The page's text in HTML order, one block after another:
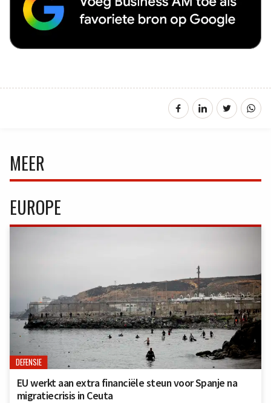
MEER
EUROPE
DEFENSIE
EU werkt aan extra financiële steun voor Spanje na
migratiecrisis in Ceuta